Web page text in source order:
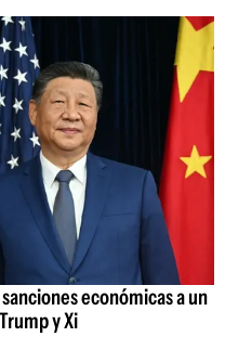
económicas a un
y Xi